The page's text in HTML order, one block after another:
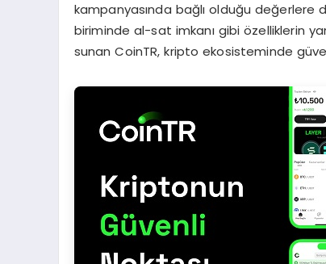
kampanyasında bağlı olduğu değerlere
biriminde al-sat imkanı gibi özelliklerin
sunan CoinTR, kripto ekosisteminde